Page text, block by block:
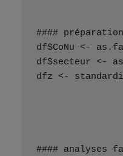
####
df$CoNu <-
df$secteur <-
dfz <-
#### analyses